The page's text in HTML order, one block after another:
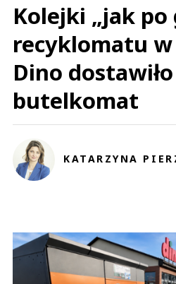
Kolejki „jak po
recyklomatu
Dino
butelkomat
KATARZYNA